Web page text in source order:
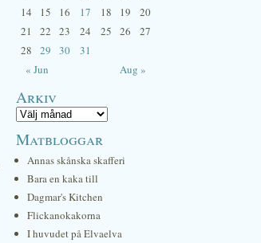
« Jun Aug »
14
15 16 17 18 19
20
21
22 23 24 25 26
27
28
29 30 31
Arkiv
Matbloggar
Annas skånska skafferi
Bara en kaka till
Dagmar's Kitchen
Flickanokakorna
I huvudet på Elvaelva